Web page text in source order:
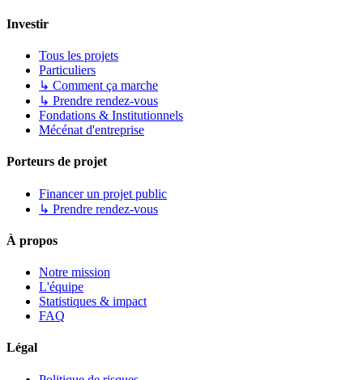
Investir
Tous les projets
Particuliers
↳ Comment ça marche
↳ Prendre rendez-vous
Fondations & Institutionnels
Mécénat d'entreprise
Porteurs de projet
Financer un projet public
↳ Prendre rendez-vous
À propos
Notre mission
L'équipe
Statistiques & impact
FAQ
Légal